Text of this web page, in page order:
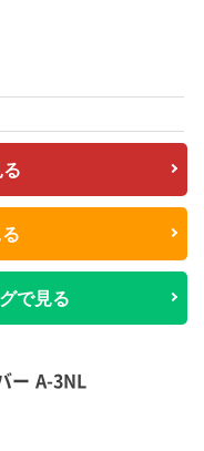
で見る
ー A-3NL